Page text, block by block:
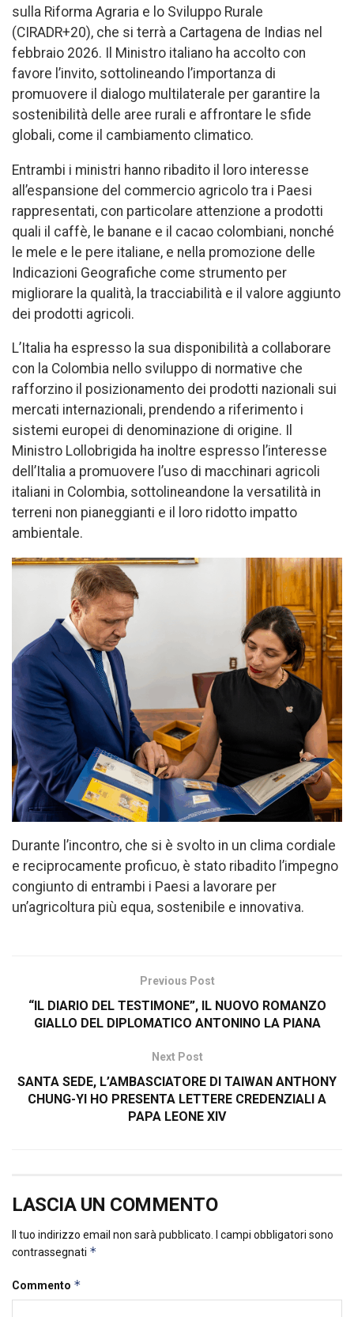
sulla Riforma Agraria e lo Sviluppo Rurale
(CIRADR+20), che si terrà a Cartagena de Indias nel
febbraio 2026. Il Ministro italiano ha accolto con
favore l’invito, sottolineando l’importanza di
promuovere il dialogo multilaterale per garantire la
sostenibilità delle aree rurali e affrontare le sfide
globali, come il cambiamento climatico.
Entrambi i ministri hanno ribadito il loro interesse
all’espansione del commercio agricolo tra i Paesi
rappresentati, con particolare attenzione a prodotti
quali il caffè, le banane e il cacao colombiani, nonché
le mele e le pere italiane, e nella promozione delle
Indicazioni Geografiche come strumento per
migliorare la qualità, la tracciabilità e il valore aggiunto
dei prodotti agricoli.
L’Italia ha espresso la sua disponibilità a collaborare
con la Colombia nello sviluppo di normative che
rafforzino il posizionamento dei prodotti nazionali sui
mercati internazionali, prendendo a riferimento i
sistemi europei di denominazione di origine. Il
Ministro Lollobrigida ha inoltre espresso l’interesse
dell’Italia a promuovere l’uso di macchinari agricoli
italiani in Colombia, sottolineandone la versatilità in
terreni non pianeggianti e il loro ridotto impatto
ambientale.
Durante l’incontro, che si è svolto in un clima cordiale
e reciprocamente proficuo, è stato ribadito l’impegno
congiunto di entrambi i Paesi a lavorare per
un’agricoltura più equa, sostenibile e innovativa.
Previous Post
“IL DIARIO DEL TESTIMONE”, IL NUOVO ROMANZO
GIALLO DEL DIPLOMATICO ANTONINO LA PIANA
Next Post
SANTA SEDE, L’AMBASCIATORE DI TAIWAN ANTHONY
CHUNG-YI HO PRESENTA LETTERE CREDENZIALI A
PAPA LEONE XIV
LASCIA UN COMMENTO
Il tuo indirizzo email non sarà pubblicato.
I campi obbligatori sono
contrassegnati *
Commento *